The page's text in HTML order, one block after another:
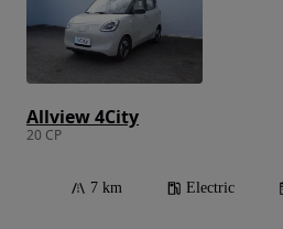
Allview 4City
20 CP
7 km Electric